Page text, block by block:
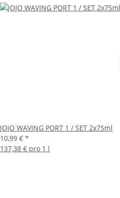
JOJO WAVING PORT 1 / SET 2x75ml
10,99 € *
137,38 € pro 1 l